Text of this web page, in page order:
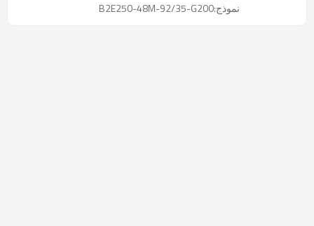
نموذج:B2E250-48M-92/35-G200